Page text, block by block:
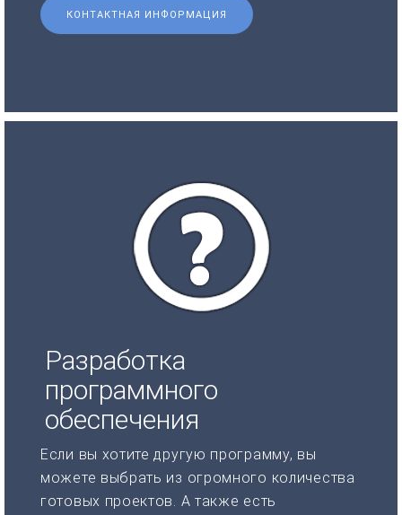
КОНТАКТНАЯ ИНФОРМАЦИЯ
Разработка
программного
обеспечения
Если вы хотите другую программу, вы
можете выбрать из огромного количества
готовых проектов. А также есть